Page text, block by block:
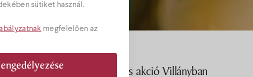
sütiket használ.
megfelelően az
engedélyezése Egy éjszakás akció Villányban